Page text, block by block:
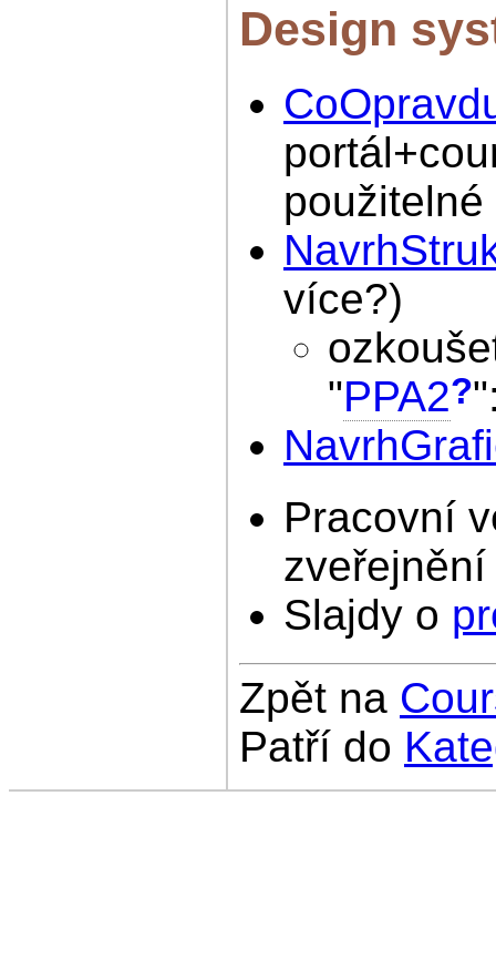
Design
použitelné
více?)
"PPA2?
Pracovní
Slajdy o
Zpět na
Patří do